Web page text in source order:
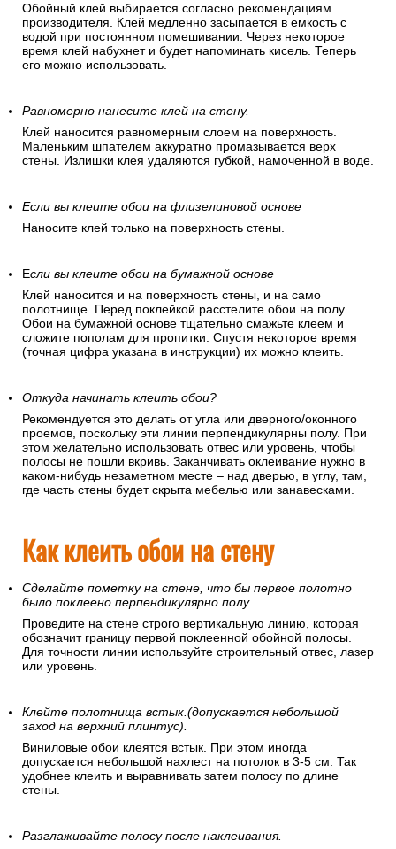
Обойный клей выбирается согласно рекомендациям
производителя. Клей медленно засыпается в емкость с
водой при постоянном помешивании. Через некоторое
время клей набухнет и будет напоминать кисель. Теперь
его можно использовать.
Равномерно нанесите клей на стену.
Клей наносится равномерным слоем на поверхность.
Маленьким шпателем аккуратно промазывается верх
стены. Излишки клея удаляются губкой, намоченной в воде.
Если вы клеите обои на флизелиновой основе
Наносите клей только на поверхность стены.
Если вы клеите обои на бумажной основе
Клей наносится и на поверхность стены, и на само
полотнище. Перед поклейкой расстелите обои на полу.
Обои на бумажной основе тщательно смажьте клеем и
сложите пополам для пропитки. Спустя некоторое время
(точная цифра указана в инструкции) их можно клеить.
Откуда начинать клеить обои?
Рекомендуется это делать от угла или дверного/оконного
проемов, поскольку эти линии перпендикулярны полу. При
этом желательно использовать отвес или уровень, чтобы
полосы не пошли вкривь. Заканчивать оклеивание нужно в
каком-нибудь незаметном месте – над дверью, в углу, там,
где часть стены будет скрыта мебелью или занавесками.
Как клеить обои на стену
Сделайте пометку на стене, что бы первое полотно
было поклеено перпендикулярно полу.
Проведите на стене строго вертикальную линию, которая
обозначит границу первой поклеенной обойной полосы.
Для точности линии используйте строительный отвес, лазер
или уровень.
Клейте полотнища встык.(допускается небольшой
заход на верхний плинтус).
Виниловые обои клеятся встык. При этом иногда
допускается небольшой нахлест на потолок в 3-5 см. Так
удобнее клеить и выравнивать затем полосу по длине
стены.
Разглаживайте полосу после наклеивания.